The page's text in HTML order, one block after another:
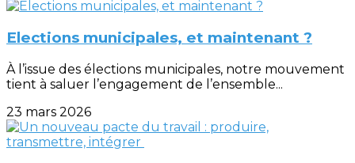
Elections municipales, et maintenant ?
À l’issue des élections municipales, notre mouvement
tient à saluer l’engagement de l’ensemble...
23 mars 2026